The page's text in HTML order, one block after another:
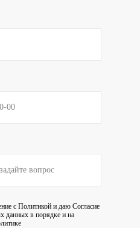
с Политикой и даю Согласие
данных в порядке и на